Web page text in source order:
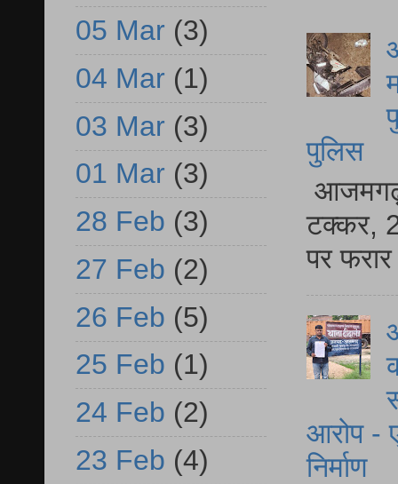
पुलिस
आजमगढ़
टक्कर,
पर
आरोप -
निर्माण
05 Mar (3)
04 Mar (1)
03 Mar (3)
01 Mar (3)
28 Feb (3)
27 Feb (2)
26 Feb (5)
25 Feb (1)
24 Feb (2)
23 Feb (4)